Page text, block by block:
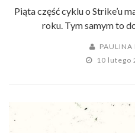
Piąta część cyklu o Strike’u
roku. Tym samym to
PAULINA
10 lutego